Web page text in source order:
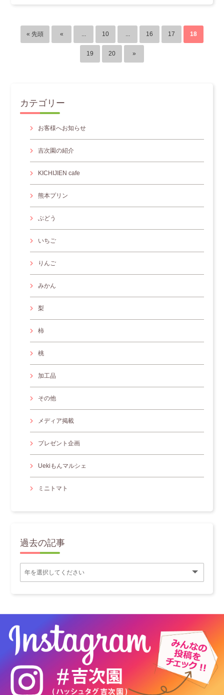
« 先頭 « 10 16 17 18
19 20 »
カテゴリー
お客様へお知らせ
吉次園の紹介
KICHIJIEN cafe
熊本プリン
ぶどう
いちご
りんご
みかん
梨
柿
桃
加工品
その他
メディア掲載
プレゼント企画
Uekiもんマルシェ
ミニトマト
過去の記事